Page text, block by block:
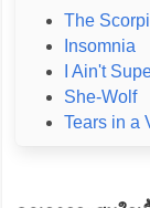
The
Insomnia
I Ain't
She-Wolf
Tears in a